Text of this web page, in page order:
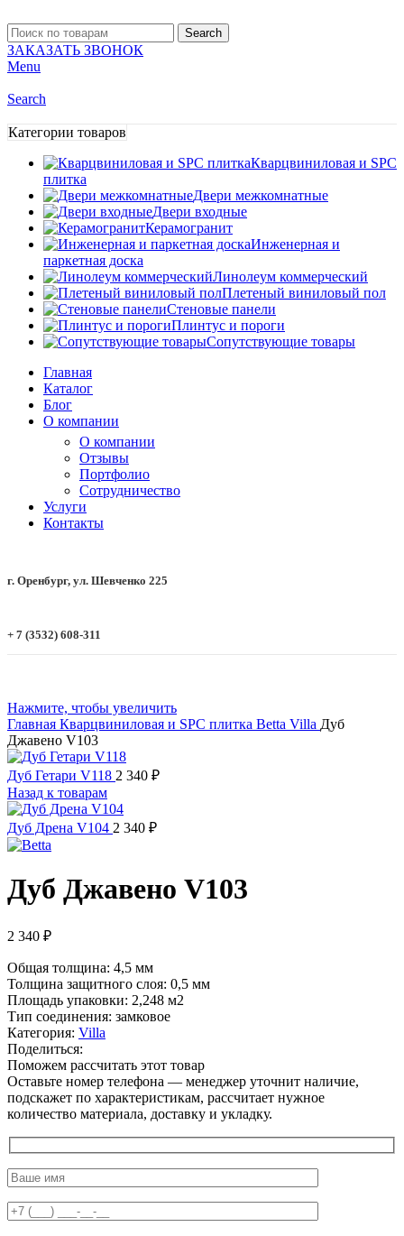
Search
ЗАКАЗАТЬ ЗВОНОК
Menu
Search
Категории товаров
Кварцвиниловая и SPC
плитка
Двери межкомнатные
Двери входные
Керамогранит
Инженерная и
паркетная доска
Линолеум коммерческий
Плетеный виниловый пол
Стеновые панели
Плинтус и пороги
Сопутствующие товары
Главная
Каталог
Блог
О компании
О компании
Отзывы
Портфолио
Сотрудничество
Услуги
Контакты
г. Оренбург, ул. Шевченко 225
+ 7 (3532) 608-311
Нажмите, чтобы увеличить
Главная Кварцвиниловая и SPC плитка Betta Villa Дуб
Джавено V103
Дуб Гетари V118 2 340 ₽
Назад к товарам
Дуб Дрена V104 2 340 ₽
Дуб Джавено V103
2 340 ₽
Общая толщина: 4,5 мм
Толщина защитного слоя: 0,5 мм
Площадь упаковки: 2,248 м2
Тип соединения: замковое
Категория: Villa
Поделиться:
Поможем рассчитать этот товар
Оставьте номер телефона — менеджер уточнит наличие,
подскажет по характеристикам, рассчитает нужное
количество материала, доставку и укладку.